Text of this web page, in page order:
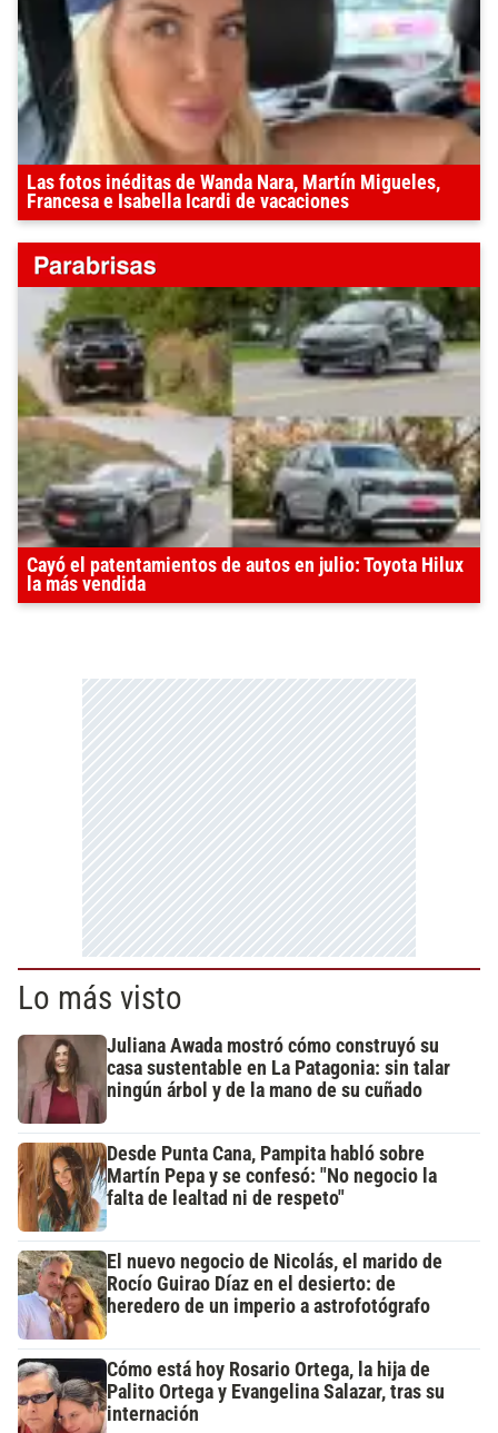
Las fotos inéditas de Wanda Nara, Martín Migueles,
Francesa e Isabella Icardi de vacaciones
Cayó el patentamientos de autos en julio: Toyota Hilux
la más vendida
Lo más visto
Juliana Awada mostró cómo construyó su
casa sustentable en La Patagonia: sin talar
ningún árbol y de la mano de su cuñado
Desde Punta Cana, Pampita habló sobre
Martín Pepa y se confesó: "No negocio la
falta de lealtad ni de respeto"
El nuevo negocio de Nicolás, el marido de
Rocío Guirao Díaz en el desierto: de
heredero de un imperio a astrofotógrafo
Cómo está hoy Rosario Ortega, la hija de
Palito Ortega y Evangelina Salazar, tras su
internación